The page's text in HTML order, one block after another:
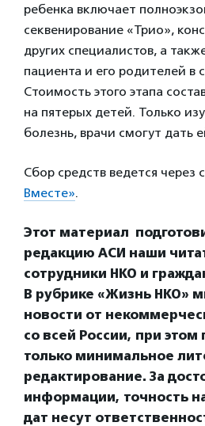
ребенка включает
секвенирование «Трио»,
других специалистов, а
пациента и его родителей в
Стоимость этого этапа
на пятерых детей. Только
болезнь, врачи смогут дать
Сбор средств ведется через
Вместе».
Этот материал
редакцию АСИ наши
сотрудники НКО и
В рубрике «Жизнь НКО»
новости от
со всей России, при
только минимальное
редактирование. За
информации, точность
дат несут